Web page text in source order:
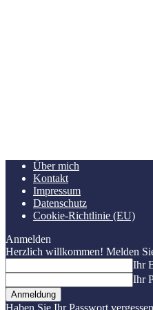
Über mich
Kontakt
Impressum
Datenschutz
Cookie-Richtlinie (EU)
Anmelden
Herzlich willkommen! Melden
Ihr
Ihr
Haben Sie Ihr Passwort